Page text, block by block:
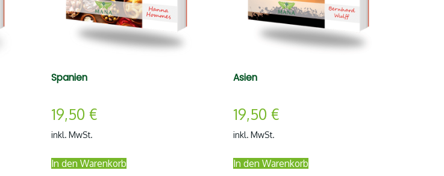
Spanien
19,50 €
inkl. MwSt.
In den Warenkorb
Asien
19,50 €
inkl. MwSt.
In den Warenkorb